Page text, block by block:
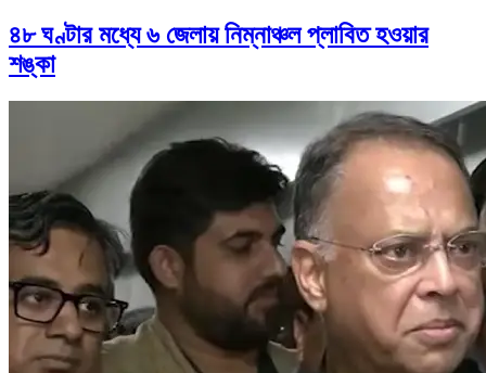
৪৮ ঘণ্টার মধ্যে ৬ জেলায় নিম্নাঞ্চল প্লাবিত হওয়ার
শঙ্কা